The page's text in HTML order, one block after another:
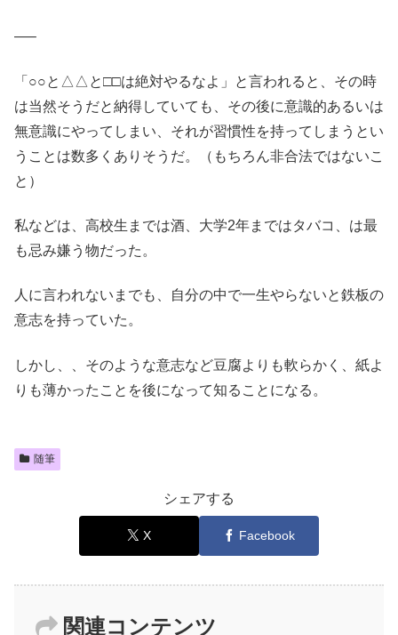
—–
「○○と△△と□□は絶対やるなよ」と言われると、その時
は当然そうだと納得していても、その後に意識的あるいは
無意識にやってしまい、それが習慣性を持ってしまうとい
うことは数多くありそうだ。（もちろん非合法ではないこ
と）
私などは、高校生までは酒、大学2年まではタバコ、は最
も忌み嫌う物だった。
人に言われないまでも、自分の中で一生やらないと鉄板の
意志を持っていた。
しかし、、そのような意志など豆腐よりも軟らかく、紙よ
りも薄かったことを後になって知ることになる。
随筆
シェアする
X Facebook
関連コンテンツ